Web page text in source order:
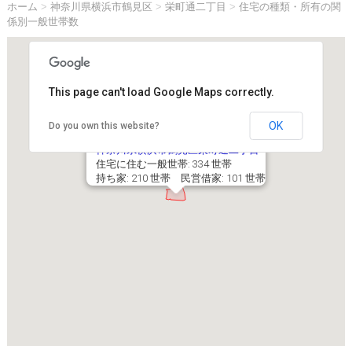
ホーム > 神奈川県横浜市鶴見区 > 栄町通二丁目 > 住宅の種類・所有の関
係別一般世帯数
神奈川県横浜市鶴見区栄町通二丁目
住宅に住む一般世帯: 334 世帯
持ち家: 210 世帯 民営借家: 101 世帯
This page can't load Google Maps correctly.
Do you own this website? OK